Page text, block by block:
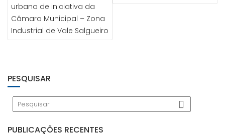
urbano de iniciativa da
Câmara Municipal – Zona
Industrial de Vale Salgueiro
PESQUISAR
PUBLICAÇÕES RECENTES